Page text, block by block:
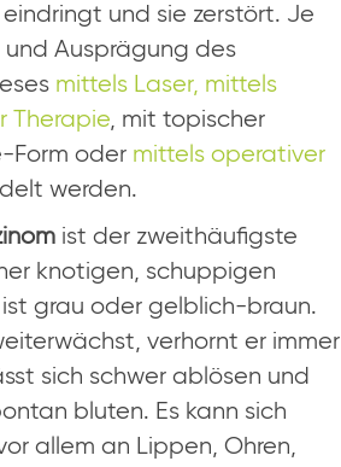
und sie zerstört. Je
Ausprägung des
mittels Laser, mittels
Therapie, mit topischer
Form oder mittels operativer
werden.
ist der zweithäufigste
knotigen, schuppigen
grau oder gelblich-braun.
verhornt er immer
sich schwer ablösen und
bluten. Es kann sich
allem an Lippen, Ohren,